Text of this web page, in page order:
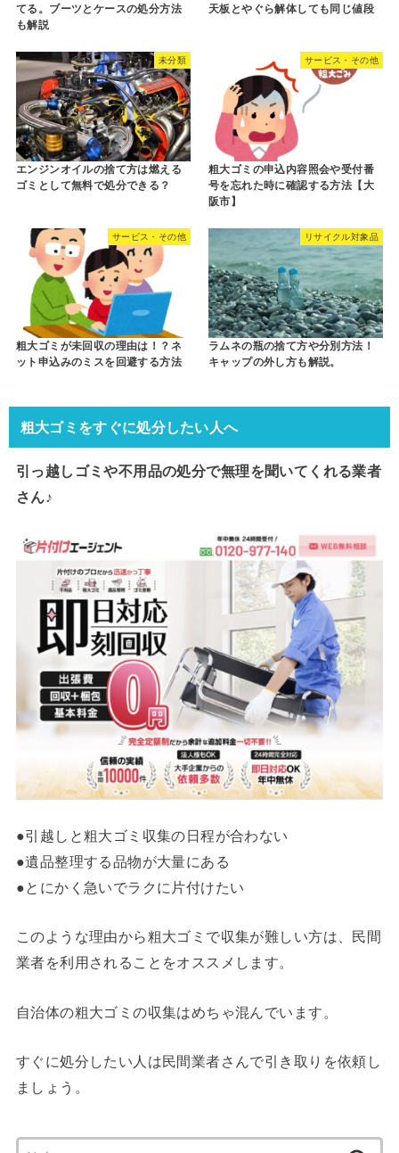
てる。ブーツとケースの処分方法
も解説
天板とやぐら解体しても同じ値段
未分類
エンジンオイルの捨て方は燃える
ゴミとして無料で処分できる？
サービス・その他
粗大ゴミの申込内容照会や受付番
号を忘れた時に確認する方法【大
阪市】
サービス・その他
粗大ゴミが未回収の理由は！？ネ
ット申込みのミスを回避する方法
リサイクル対象品
ラムネの瓶の捨て方や分別方法！
キャップの外し方も解説。
粗大ゴミをすぐに処分したい人へ
引っ越しゴミや不用品の処分で無理を聞いてくれる業者
さん♪
●引越しと粗大ゴミ収集の日程が合わない
●遺品整理する品物が大量にある
●とにかく急いでラクに片付けたい
このような理由から粗大ゴミで収集が難しい方は、民間
業者を利用されることをオススメします。
自治体の粗大ゴミの収集はめちゃ混んでいます。
すぐに処分したい人は民間業者さんで引き取りを依頼し
ましょう。